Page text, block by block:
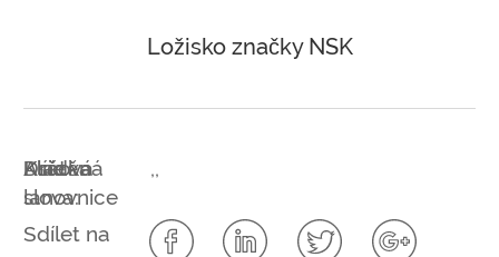
Ložisko značky NSK
Klíčová
slova:
Asie ,
Kladka ,
Drátěná
lanovnice
Sdílet na